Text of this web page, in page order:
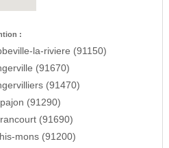
:
la-riviere (91150)
(91670)
(91470)
(91290)
(91690)
mons (91200)